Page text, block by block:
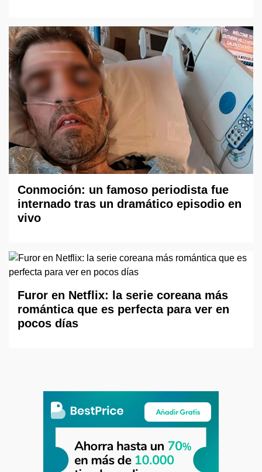
Conmoción: un famoso periodista fue
internado tras un dramático episodio en
vivo
Furor en Netflix: la serie coreana más
romántica que es perfecta para ver en
pocos días